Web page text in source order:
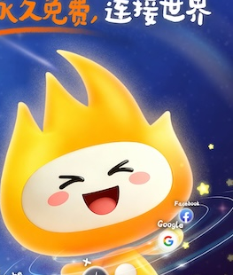
支持
旋风加速器
软件中心 雷霆加速
狂飙加速器
梯子加速器app免费永久